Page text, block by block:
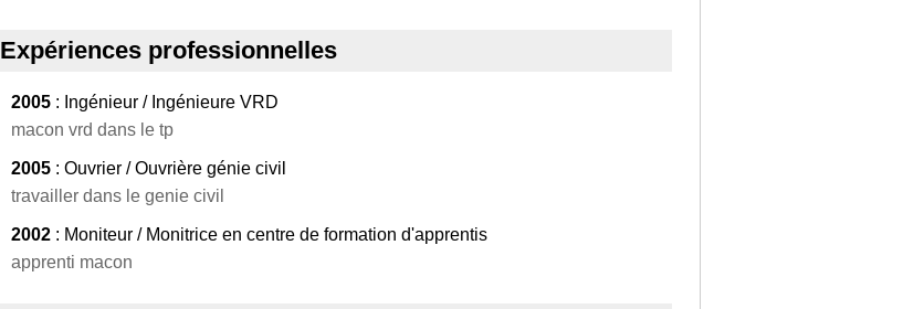
Expériences professionnelles
2005 : Ingénieur / Ingénieure VRD
macon vrd dans le tp
2005 : Ouvrier / Ouvrière génie civil
travailler dans le genie civil
2002 : Moniteur / Monitrice en centre de formation d'apprentis
apprenti macon